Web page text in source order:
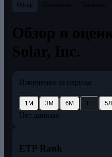
Обзор
Изменение за период
—
1М 3М 6М 1Г 5Л
Нет данных
ETP Rank